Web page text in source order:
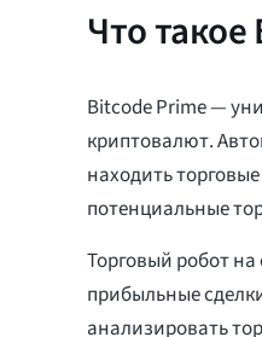
Что
Bitcode Prime —
криптовалют.
находить
потенциальные
Торговый робот
прибыльные
анализировать